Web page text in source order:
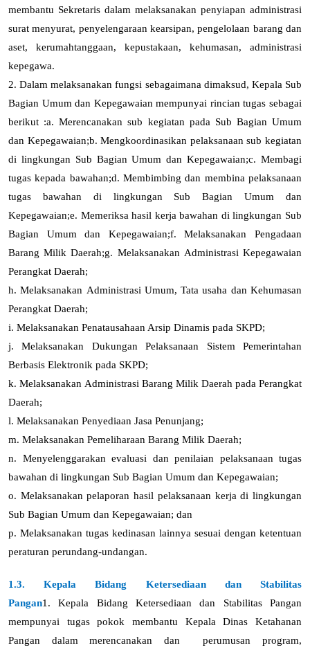
membantu Sekretaris dalam melaksanakan penyiapan administrasi
surat menyurat, penyelengaraan kearsipan, pengelolaan barang dan
aset, kerumahtanggaan, kepustakaan, kehumasan, administrasi
kepegawa.
2. Dalam melaksanakan fungsi sebagaimana dimaksud, Kepala Sub
Bagian Umum dan Kepegawaian mempunyai rincian tugas sebagai
berikut :a.Merencanakan sub kegiatan pada Sub Bagian Umum
dan Kepegawaian;b.Mengkoordinasikan pelaksanaan sub kegiatan
di lingkungan Sub Bagian Umum dan Kepegawaian;c.Membagi
tugas kepada bawahan;d.Membimbing dan membina pelaksanaan
tugas bawahan di lingkungan Sub Bagian Umum dan
Kepegawaian;e. Memeriksa hasil kerja bawahan di lingkungan Sub
Bagian Umum dan Kepegawaian;f.Melaksanakan Pengadaan
Barang Milik Daerah;g. Melaksanakan Administrasi Kepegawaian
Perangkat Daerah;
h.Melaksanakan Administrasi Umum, Tata usaha dan Kehumasan
Perangkat Daerah;
i. Melaksanakan Penatausahaan Arsip Dinamis pada SKPD;
j.Melaksanakan Dukungan Pelaksanaan Sistem Pemerintahan
Berbasis Elektronik pada SKPD;
k. Melaksanakan Administrasi Barang Milik Daerah pada Perangkat
Daerah;
l. Melaksanakan Penyediaan Jasa Penunjang;
m. Melaksanakan Pemeliharaan Barang Milik Daerah;
n. Menyelenggarakan evaluasi dan penilaian pelaksanaan tugas
bawahan di lingkungan Sub Bagian Umum dan Kepegawaian;
o. Melaksanakan pelaporan hasil pelaksanaan kerja di lingkungan
Sub Bagian Umum dan Kepegawaian; dan
p. Melaksanakan tugas kedinasan lainnya sesuai dengan ketentuan
peraturan perundang-undangan.
1.3. Kepala Bidang Ketersediaan dan Stabilitas
Pangan1.Kepala
Bidang Ketersediaan dan Stabilitas Pangan
mempunyai tugas pokok membantu Kepala Dinas Ketahanan
Pangan dalam merencanakan dan perumusan program,